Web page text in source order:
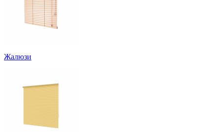
Жалюзи